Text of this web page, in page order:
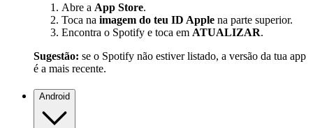
Abre a App Store.
Toca na imagem do teu ID Apple na parte superior.
Encontra o Spotify e toca em ATUALIZAR.
Sugestão: se o Spotify não estiver listado, a versão da tua app
é a mais recente.
Android